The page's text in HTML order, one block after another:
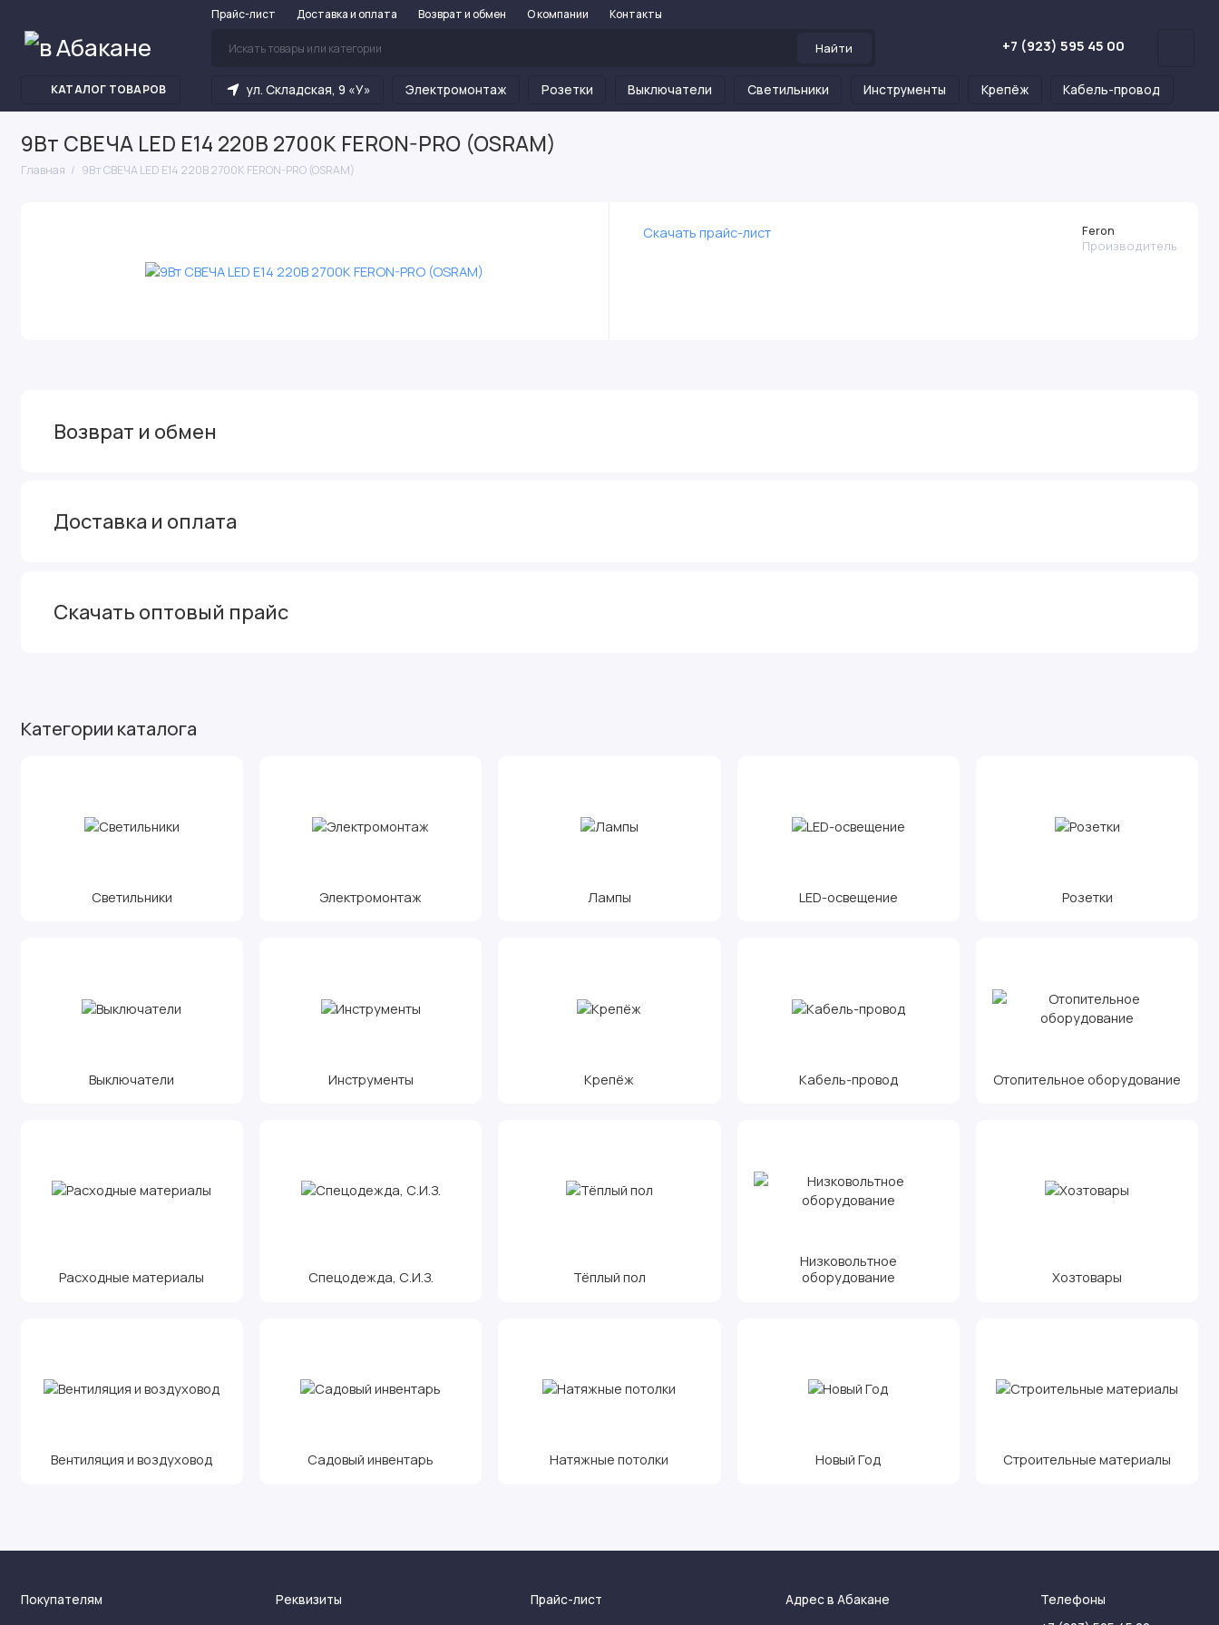
Прайс-лист Доставка и оплата Возврат и обмен О компании Контакты
Найти +7 (923) 595 45 00
КАТАЛОГ ТОВАРОВ ул. Складская, 9 «У» Электромонтаж Розетки Выключатели Светильники Инструменты Крепёж Кабель-провод
9Вт СВЕЧА LED E14 220В 2700К FERON-PRO (OSRAM)
Главная 9Вт СВЕЧА LED E14 220В 2700К FERON-PRO (OSRAM)
Скачать прайс-лист
Feron
Производитель
Возврат и обмен
Доставка и оплата
Скачать оптовый прайс
Категории каталога
Светильники Электромонтаж Лампы LED-освещение Розетки
Выключатели Инструменты Крепёж Кабель-провод Отопительное оборудование
Расходные материалы Спецодежда, С.И.З. Тёплый пол
Низковольтное
оборудование
Хозтовары
Вентиляция и воздуховод Садовый инвентарь Натяжные потолки Новый Год Строительные материалы
Покупателям Реквизиты Прайс-лист Адрес в Абакане
Телефоны